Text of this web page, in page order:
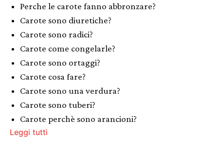
Perche le carote fanno abbronzare?
Carote sono diuretiche?
Carote sono radici?
Carote come congelarle?
Carote sono ortaggi?
Carote cosa fare?
Carote sono una verdura?
Carote sono tuberi?
Carote perchè sono arancioni?
Leggi tutti